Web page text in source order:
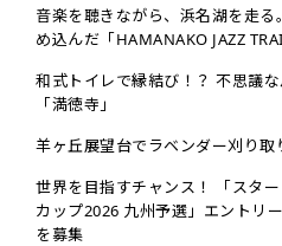
音楽を聴きながら、浜名湖を走る
め込んだ「HAMANAKO JAZZ
和式トイレで縁結び！？ 不思議
「満徳寺」
羊ヶ丘展望台でラベンダー刈り取
世界を目指すチャンス！ 「スタ
カップ2026 九州予選」エントリ
を募集